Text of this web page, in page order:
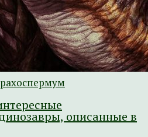
описанные в